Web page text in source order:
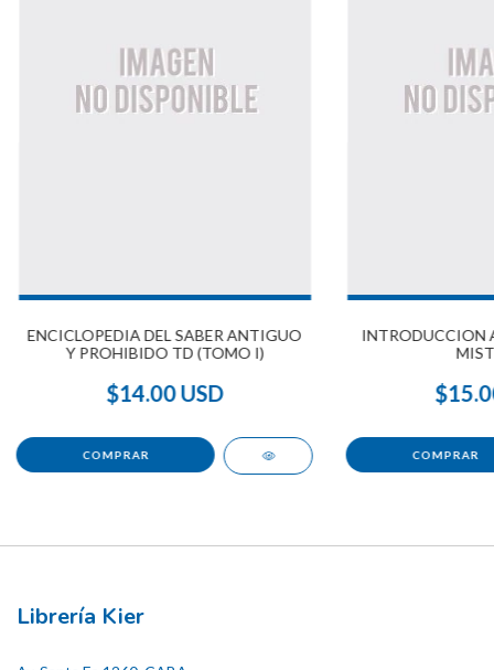
ENCICLOPEDIA DEL SABER ANTIGUO
Y PROHIBIDO TD (TOMO I)
$14.00 USD
INTRODUCCION
Librería Kier